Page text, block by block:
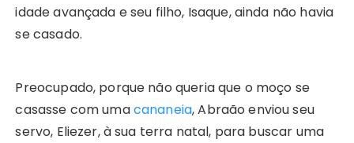
idade avançada e seu filho, Isaque, ainda não havia
se casado.
Preocupado, porque não queria que o moço se
casasse com umacananeia, Abraão enviou seu
servo, Eliezer, à sua terra natal, para buscar uma